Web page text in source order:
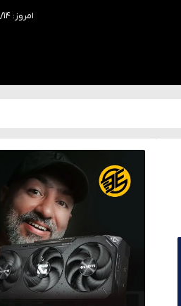
امروز: ۱۴۰۵/۰۵/۱۴